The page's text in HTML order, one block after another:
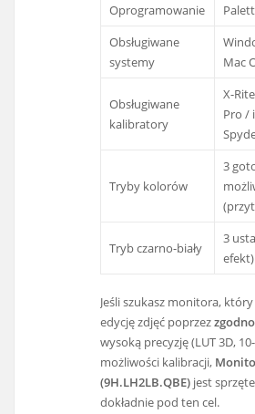
Oprogramowanie
Obsługiwane
systemy
Mac
Obsługiwane
kalibratory
X-
Pro /
Tryby kolorów
3
Tryb czarno-biały
3
efekt)
Jeśli szukasz monitora,
edycję zdjęć poprzez
wysoką precyzję (LUT 3D,
możliwości kalibracji,
(9H.LH2LB.QBE) jest
dokładnie pod ten cel.